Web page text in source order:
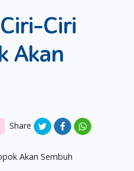
Ciri
Akan
Share